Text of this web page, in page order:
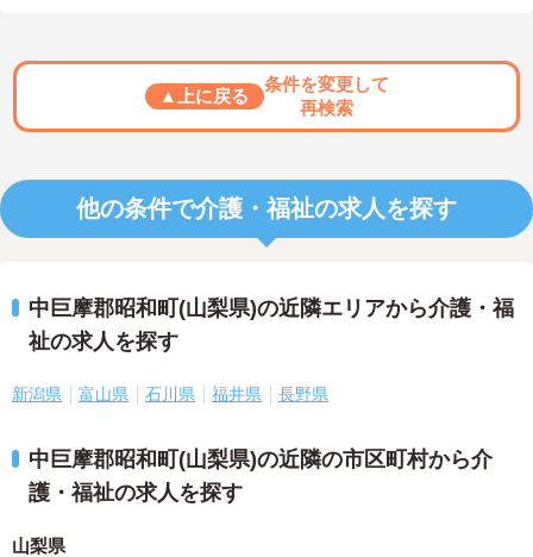
▲上に戻る
条件を変更して
再検索
他の条件で介護・福祉の求人を探す
中巨摩郡昭和町(山梨県)の近隣エリアから介護・福
祉の求人を探す
新潟県 富山県 石川県 福井県 長野県
中巨摩郡昭和町(山梨県)の近隣の市区町村から介
護・福祉の求人を探す
山梨県